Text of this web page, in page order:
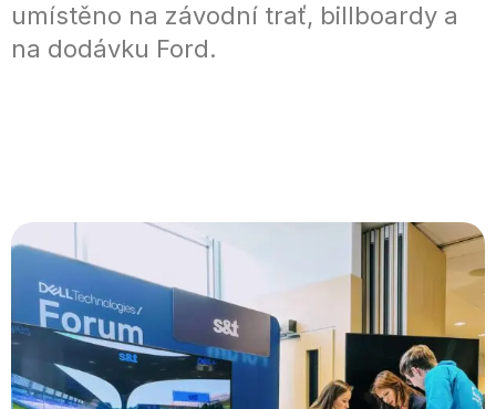
umístěno na závodní trať, billboardy a
na dodávku Ford.